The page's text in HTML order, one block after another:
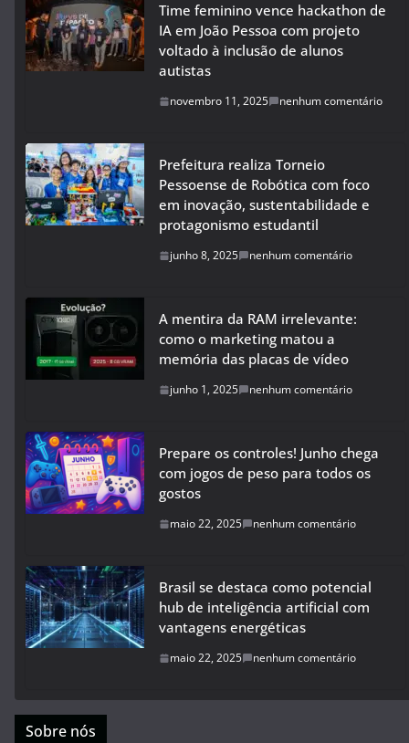
Time feminino vence hackathon de
IA em João Pessoa com projeto
voltado à inclusão de alunos
autistas
novembro 11, 2025 nenhum comentário
Prefeitura realiza Torneio
Pessoense de Robótica com foco
em inovação, sustentabilidade e
protagonismo estudantil
junho 8, 2025 nenhum comentário
A mentira da RAM irrelevante:
como o marketing matou a
memória das placas de vídeo
junho 1, 2025 nenhum comentário
Prepare os controles! Junho chega
com jogos de peso para todos os
gostos
maio 22, 2025 nenhum comentário
Brasil se destaca como potencial
hub de inteligência artificial com
vantagens energéticas
maio 22, 2025 nenhum comentário
Sobre nós